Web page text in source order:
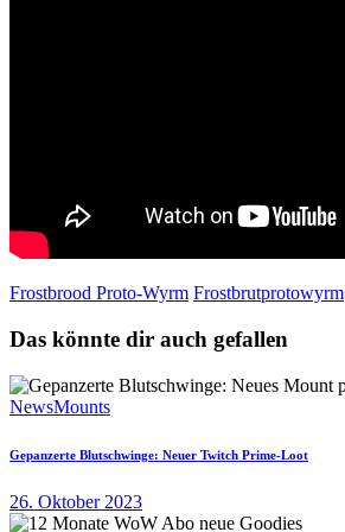
Frostbrood Proto-Wyrm Frostbrutprotowyrm
Das könnte dir auch gefallen
NewsMounts
Gepanzerte Blutschwinge: Neuer Twitch Prime-Loot
26. Oktober 2023